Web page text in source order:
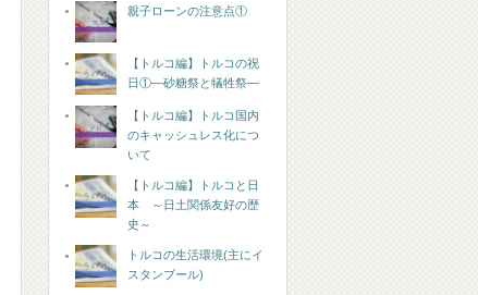
親子ローンの注意点①
【トルコ編】トルコの祝
日①―砂糖祭と犠牲祭―
【トルコ編】トルコ国内
のキャッシュレス化につ
いて
【トルコ編】トルコと日
本 ～日土関係友好の歴
史～
トルコの生活環境(主にイ
スタンブール)